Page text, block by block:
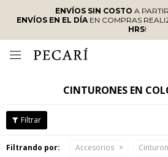
ENVÍOS SIN COSTO A
ENVÍOS EN EL DÍAEN COMPRAS
HRS!

CINTURONES EN
Filtrando por: Accesorios